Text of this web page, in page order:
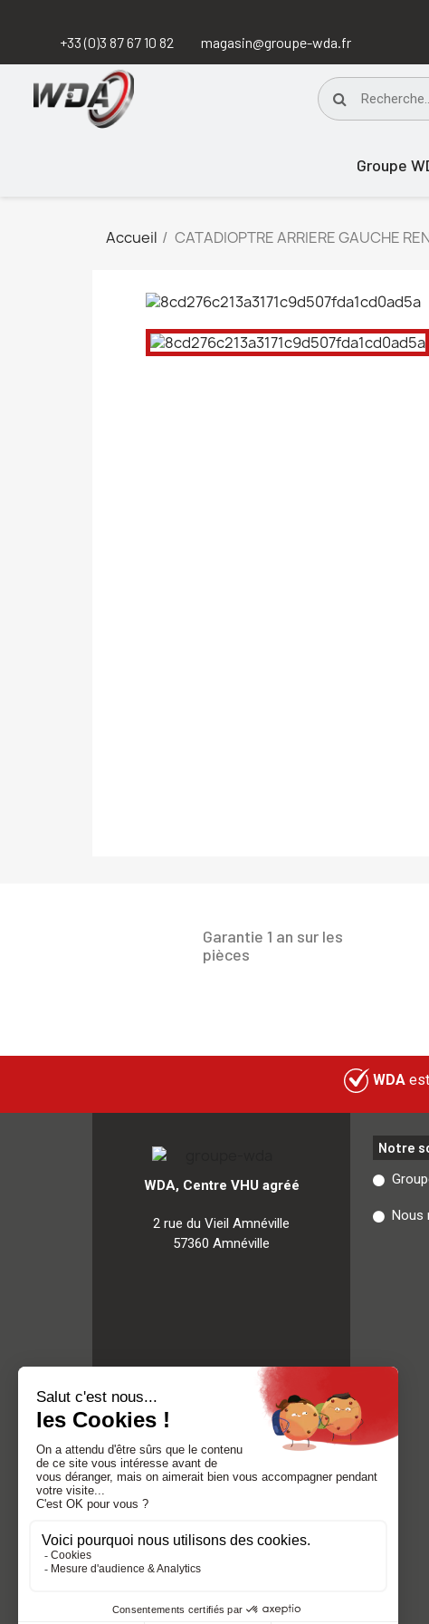
+33 (0)3 87 67 10 82 magasin@groupe-wda.fr
Groupe
Accueil CATADIOPTRE ARRIERE GAUCHE
Garantie 1 an sur les
pièces
WDA
WDA, Centre VHU agréé
2 rue du Vieil Amnéville
57360 Amnéville
Notre
Nous